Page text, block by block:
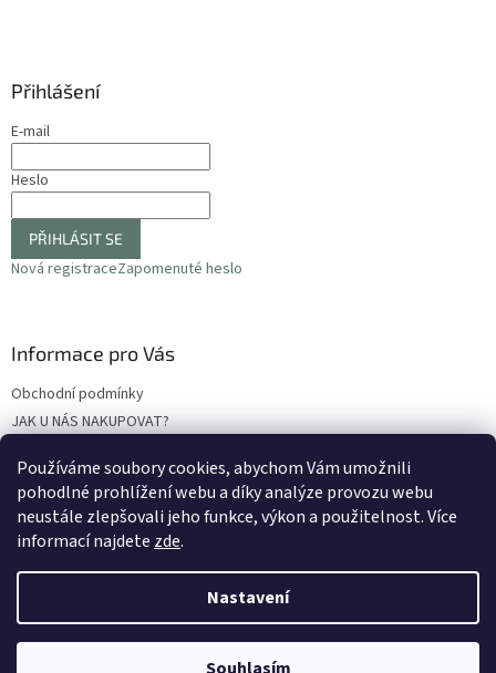
Používáme soubory cookies, abychom Vám umožnili
pohodlné prohlížení webu a díky analýze provozu webu
neustále zlepšovali jeho funkce, výkon a použitelnost. Více
informací najdete zde.
Nastavení
Přihlášení
E-mail
Heslo
PŘIHLÁSIT SE
Nová registraceZapomenuté heslo
Informace pro Vás
Obchodní podmínky
JAK U NÁS NAKUPOVAT?
Odstoupení od smlouvy
Reklamační protokol
Vytvořil Shoptet